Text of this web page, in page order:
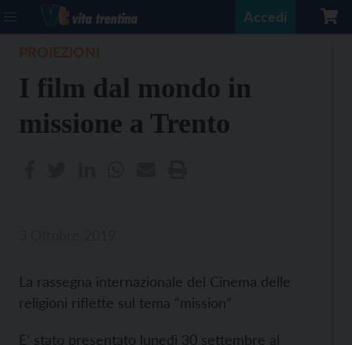
Accedi
I film dal mondo in
missione a Trento
La rassegna internazionale del Cinema delle
religioni riflette sul tema “mission”
E’ stato presentato lunedì 30 settembre al